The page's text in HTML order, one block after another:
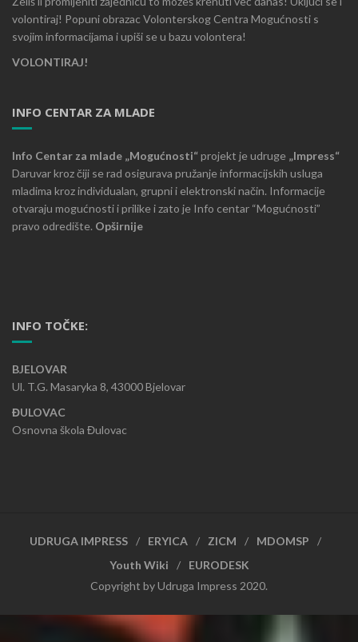
volontiraj! Popuni obrazac Volonterskog Centra Mogućnosti s
svojim informacijama i upiši se u bazu volontera!
VOLONTIRAJ!
INFO CENTAR ZA MLADE
Info Centar za mlade „Mogućnosti“projekt je udruge „Impress“
Daruvar kroz čiji se rad osigurava pružanje informacijskih usluga
mladima kroz individualan, grupni i elektronski način. Informacije
otvaraju mogućnosti i prilike i zato je Info centar “Mogućnosti”
pravo odredište. Opširnije
INFO TOČKE:
BJELOVAR
Ul. T.G. Masaryka 8, 43000 Bjelovar
ĐULOVAC
Osnovna škola Đulovac
UDRUGA IMPRESS ERYICA ZICM
MDOMSP
Youth Wiki
EURODESK
Copyright by Udruga Impress 2020.